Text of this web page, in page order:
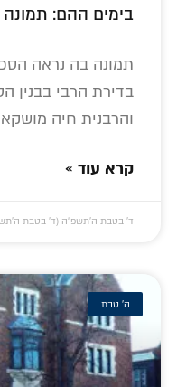
בימים ההם: תמונה
תמונה בה נראה
בדירת הרבי בבנין
והרבנית חיה
קרא עוד »
ד׳ בטבת ה׳תשפ״ה (ד׳ בטבת ה׳תשפ״ה
ה' טבת